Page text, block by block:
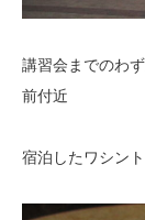
講習会までのわ
前付近
宿泊したワシン